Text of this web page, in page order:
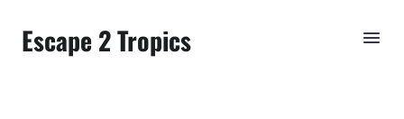
Escape 2 Tropics